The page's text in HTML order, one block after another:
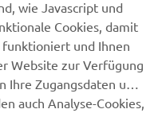
wie Javascript und
Cookies, damit
und Ihnen
Website zur Verfügung
Ihre Zugangsdaten und
auch Analyse-Cookies,